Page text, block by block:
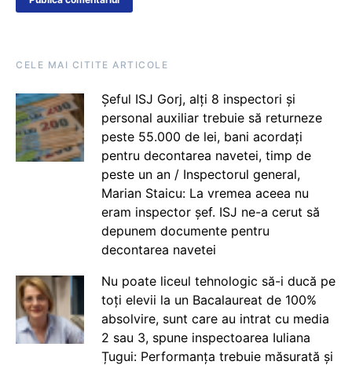
CELE MAI CITITE ARTICOLE
Șeful ISJ Gorj, alți 8 inspectori și
personal auxiliar trebuie să returneze
peste 55.000 de lei, bani acordați
pentru decontarea navetei, timp de
peste un an / Inspectorul general,
Marian Staicu: La vremea aceea nu
eram inspector șef. ISJ ne-a cerut să
depunem documente pentru
decontarea navetei
Nu poate liceul tehnologic să-i ducă pe
toți elevii la un Bacalaureat de 100%
absolvire, sunt care au intrat cu media
2 sau 3, spune inspectoarea Iuliana
Țugui: Performanța trebuie măsurată și